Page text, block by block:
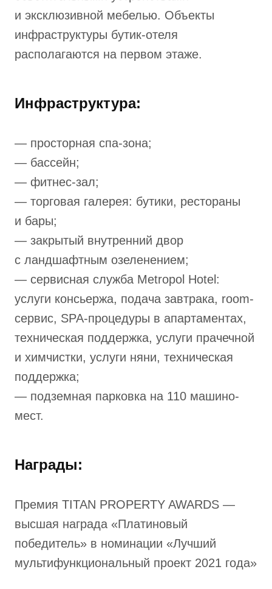
и эксклюзивной мебелью. Объекты
инфраструктуры бутик-отеля
располагаются на первом этаже.
Инфраструктура:
— просторная спа-зона;
— бассейн;
— фитнес-зал;
— торговая галерея: бутики, рестораны
и бары;
— закрытый внутренний двор
с ландшафтным озеленением;
— сервисная служба Metropol Hotel:
услуги консьержа, подача завтрака, room-
сервис, SPA-процедуры в апартаментах,
техническая поддержка, услуги прачечной
и химчистки, услуги няни, техническая
поддержка;
— подземная парковка на 110 машино-
мест.
Награды:
Премия TITAN PROPERTY AWARDS —
высшая награда «Платиновый
победитель» в номинации «Лучший
мультифункциональный проект 2021 года»